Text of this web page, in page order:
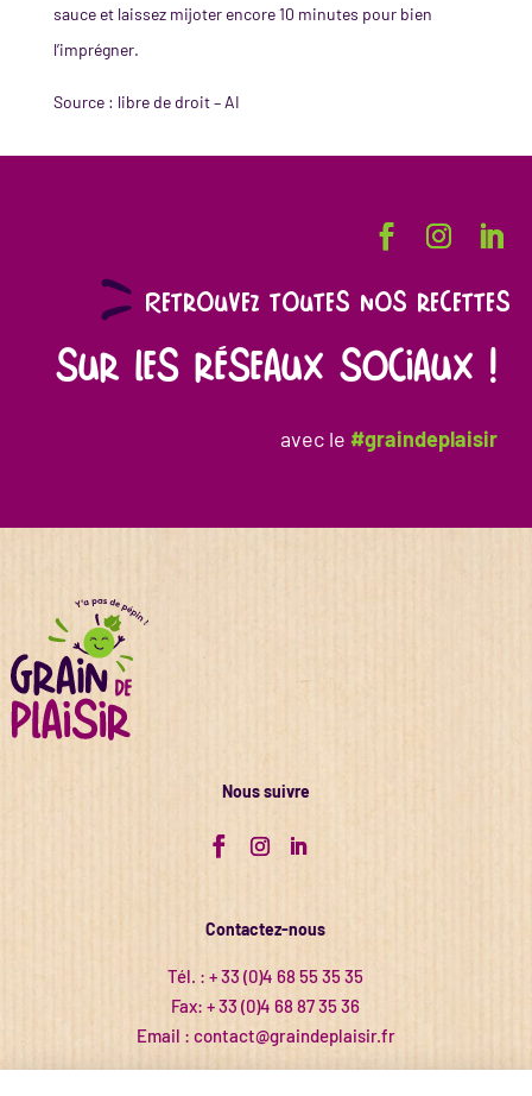
sauce et laissez mijoter encore 10 minutes pour bien
l’imprégner.
Source : libre de droit – AI
Retrouvez toutes nos recettes
sur les réseaux sociaux !
avec le #graindeplaisir
Nous suivre
Contactez-nous
Tél. : +33 (0)4 68 55 35 35
Fax: +33 (0)4 68 87 35 36
Email : contact@graindeplaisir.fr